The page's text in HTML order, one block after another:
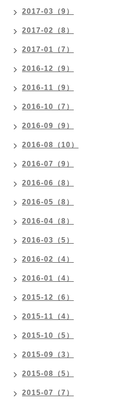
2017-03（9）
2017-02（8）
2017-01（7）
2016-12（9）
2016-11（9）
2016-10（7）
2016-09（9）
2016-08（10）
2016-07（9）
2016-06（8）
2016-05（8）
2016-04（8）
2016-03（5）
2016-02（4）
2016-01（4）
2015-12（6）
2015-11（4）
2015-10（5）
2015-09（3）
2015-08（5）
2015-07（7）